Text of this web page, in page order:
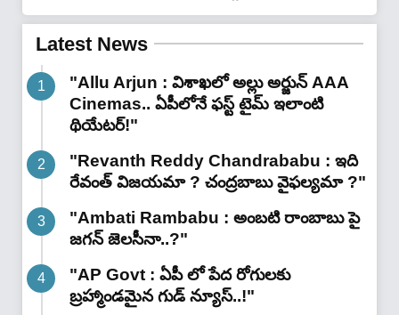
Latest News
"Allu Arjun : విశాఖలో అల్లు అర్జున్ AAA
Cinemas.. ఏపీలోనే ఫస్ట్ టైమ్ ఇలాంటి
థియేటర్!"
"Revanth Reddy Chandrababu : ఇది
రేవంత్ విజయమా ? చంద్రబాబు వైఫల్యమా ?"
"Ambati Rambabu : అంబటి రాంబాబు పై
జగన్ జెలసీనా..?"
"AP Govt : ఏపీ లో పేద రోగులకు
బ్రహ్మాండమైన గుడ్ న్యూస్..!"